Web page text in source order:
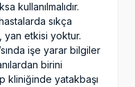
kullanılmalıdır.
sıkça
yan etkisi yoktur.
işe yarar bilgiler
birini
kliniğinde yatakbaşı